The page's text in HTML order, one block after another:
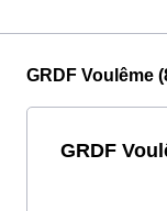
GRDF Voulême
GRDF